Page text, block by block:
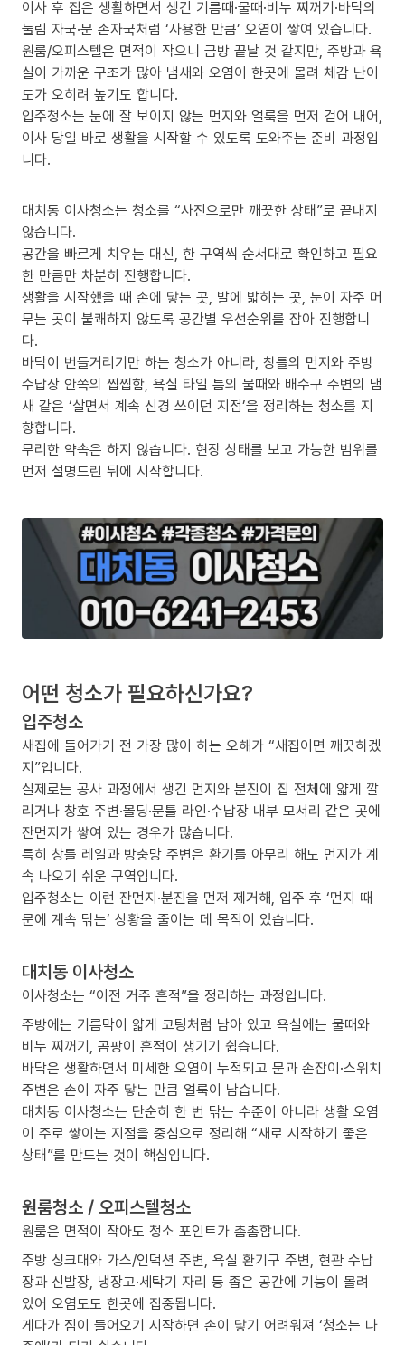
이사 후 집은 생활하면서 생긴 기름때·물때·비누 찌꺼기·바닥의
눌림 자국·문 손자국처럼 ‘사용한 만큼’ 오염이 쌓여 있습니다.
원룸/오피스텔은 면적이 작으니 금방 끝날 것 같지만, 주방과 욕
실이 가까운 구조가 많아 냄새와 오염이 한곳에 몰려 체감 난이
도가 오히려 높기도 합니다.
입주청소는 눈에 잘 보이지 않는 먼지와 얼룩을 먼저 걷어 내어,
이사 당일 바로 생활을 시작할 수 있도록 도와주는 준비 과정입
니다.
대치동 이사청소는 청소를 “사진으로만 깨끗한 상태”로 끝내지
않습니다.
공간을 빠르게 치우는 대신, 한 구역씩 순서대로 확인하고 필요
한 만큼만 차분히 진행합니다.
생활을 시작했을 때 손에 닿는 곳, 발에 밟히는 곳, 눈이 자주 머
무는 곳이 불쾌하지 않도록 공간별 우선순위를 잡아 진행합니
다.
바닥이 번들거리기만 하는 청소가 아니라, 창틀의 먼지와 주방
수납장 안쪽의 찝찝함, 욕실 타일 틈의 물때와 배수구 주변의 냄
새 같은 ‘살면서 계속 신경 쓰이던 지점’을 정리하는 청소를 지
향합니다.
무리한 약속은 하지 않습니다. 현장 상태를 보고 가능한 범위를
먼저 설명드린 뒤에 시작합니다.
어떤 청소가 필요하신가요?
입주청소
새집에 들어가기 전 가장 많이 하는 오해가 “새집이면 깨끗하겠
지”입니다.
실제로는 공사 과정에서 생긴 먼지와 분진이 집 전체에 얇게 깔
리거나 창호 주변·몰딩·문틀 라인·수납장 내부 모서리 같은 곳에
잔먼지가 쌓여 있는 경우가 많습니다.
특히 창틀 레일과 방충망 주변은 환기를 아무리 해도 먼지가 계
속 나오기 쉬운 구역입니다.
입주청소는 이런 잔먼지·분진을 먼저 제거해, 입주 후 ‘먼지 때
문에 계속 닦는’ 상황을 줄이는 데 목적이 있습니다.
대치동 이사청소
이사청소는 “이전 거주 흔적”을 정리하는 과정입니다.
주방에는 기름막이 얇게 코팅처럼 남아 있고 욕실에는 물때와
비누 찌꺼기, 곰팡이 흔적이 생기기 쉽습니다.
바닥은 생활하면서 미세한 오염이 누적되고 문과 손잡이·스위치
주변은 손이 자주 닿는 만큼 얼룩이 남습니다.
대치동 이사청소는 단순히 한 번 닦는 수준이 아니라 생활 오염
이 주로 쌓이는 지점을 중심으로 정리해 “새로 시작하기 좋은
상태”를 만드는 것이 핵심입니다.
원룸청소 / 오피스텔청소
원룸은 면적이 작아도 청소 포인트가 촘촘합니다.
주방 싱크대와 가스/인덕션 주변, 욕실 환기구 주변, 현관 수납
장과 신발장, 냉장고·세탁기 자리 등 좁은 공간에 기능이 몰려
있어 오염도도 한곳에 집중됩니다.
게다가 짐이 들어오기 시작하면 손이 닿기 어려워져 ‘청소는 나